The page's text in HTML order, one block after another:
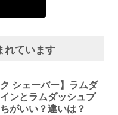
れています
ク シェーバー】ラムダ
ンとラムダッシュプ
がいい？違いは？